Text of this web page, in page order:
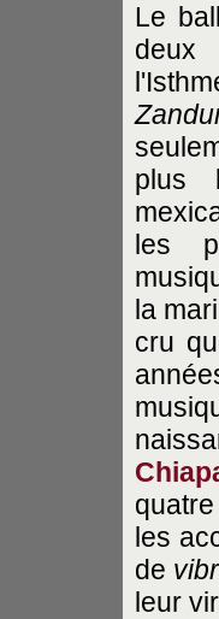
Le
plus
les
la
cru
les
de
leur